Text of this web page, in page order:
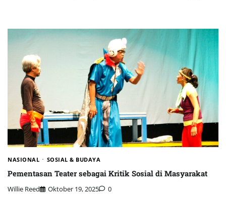
NASIONAL SOSIAL & BUDAYA
Pementasan Teater sebagai Kritik Sosial di Masyarakat
Willie Reed Oktober 19, 2025 0